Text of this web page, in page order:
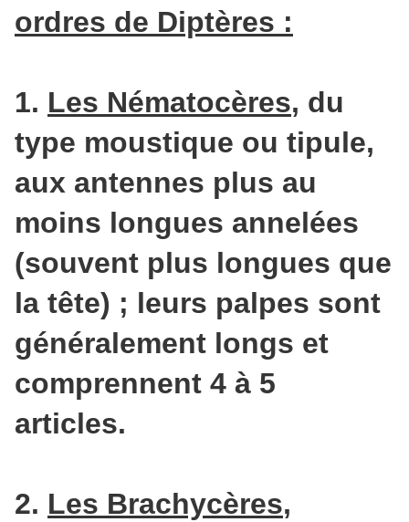
ordres de Diptères :
1. Les Nématocères, du
type moustique ou tipule,
aux antennes plus au
moins longues annelées
(souvent plus longues que
la tête) ; leurs palpes sont
généralement longs et
comprennent 4 à 5
articles.
2. Les Brachycères,